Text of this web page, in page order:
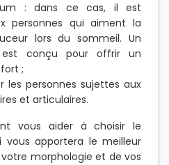
: dans ce cas, il est
personnes qui aiment la
lors du sommeil. Un
est conçu pour offrir un
;
les personnes sujettes aux
et articulaires.
vous aider à choisir le
apportera le meilleur
morphologie et de vos